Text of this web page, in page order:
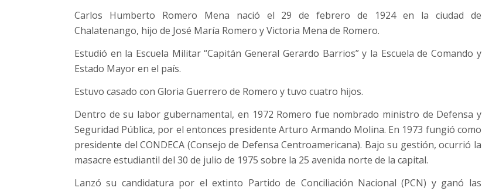
Carlos Humberto Romero Mena nació el 29 de febrero de 1924 en la ciudad de
Chalatenango, hijo de José María Romero y Victoria Mena de Romero.
Estudió en la Escuela Militar “Capitán General Gerardo Barrios” y la Escuela de Comando y
Estado Mayor en el país.
Estuvo casado con Gloria Guerrero de Romero y tuvo cuatro hijos.
Dentro de su labor gubernamental, en 1972 Romero fue nombrado ministro de Defensa y
Seguridad Pública, por el entonces presidente Arturo Armando Molina. En 1973 fungió como
presidente del CONDECA (Consejo de Defensa Centroamericana). Bajo su gestión, ocurrió la
masacre estudiantil del 30 de julio de 1975 sobre la 25 avenida norte de la capital.
Lanzó su candidatura por el extinto Partido de Conciliación Nacional (PCN) y ganó las